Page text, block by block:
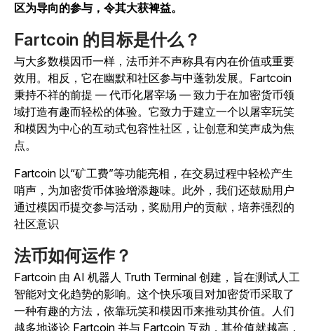
区为导向的参与，令其大获裨益。
Fartcoin 的目标是什么？
与大多数模因币一样，法币并不声称具有内在价值或重要
效用。相反，它在幽默和社区参与中蓬勃发展。Fartcoin
秉持不祥的前提 — 代币化屠宰场 — 致力于在加密货币领
域打造有趣而轻松的体验。它致力于建立一个以屠宰玩笑
和模因为中心的互动式包容性社区，让创意和笑声成为焦
点。
Fartcoin 以“矿工费”等功能亮相，在交易过程中轻松产生
哨声，为加密货币体验增添趣味。此外，我们还鼓励用户
通过模因币提交参与活动，奖励用户的贡献，培养强烈的
社区意识
法币如何运作？
Fartcoin 由 AI 机器人 Truth Terminal 创建，旨在测试人工
智能对文化趋势的影响。 这个快乐项目对加密货币采取了
一种有趣的方法，依靠玩笑和模因币来推动其价值。人们
越多地谈论 Fartcoin 并与 Fartcoin 互动，其价值就越高，